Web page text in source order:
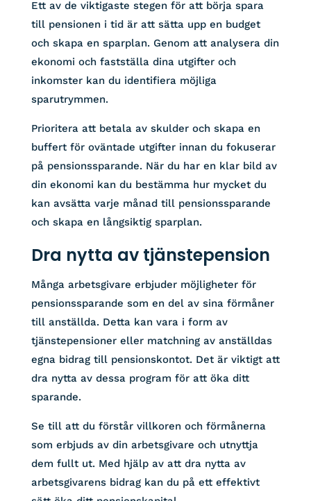
Ett av de viktigaste stegen för att börja spara
till pensionen i tid är att sätta upp en budget
och skapa en sparplan. Genom att analysera din
ekonomi och fastställa dina utgifter och
inkomster kan du identifiera möjliga
sparutrymmen.
Prioritera att betala av skulder och skapa en
buffert för oväntade utgifter innan du fokuserar
på pensionssparande. När du har en klar bild av
din ekonomi kan du bestämma hur mycket du
kan avsätta varje månad till pensionssparande
och skapa en långsiktig sparplan.
Dra nytta av tjänstepension
Många arbetsgivare erbjuder möjligheter för
pensionssparande som en del av sina förmåner
till anställda. Detta kan vara i form av
tjänstepensioner eller matchning av anställdas
egna bidrag till pensionskontot. Det är viktigt att
dra nytta av dessa program för att öka ditt
sparande.
Se till att du förstår villkoren och förmånerna
som erbjuds av din arbetsgivare och utnyttja
dem fullt ut. Med hjälp av att dra nytta av
arbetsgivarens bidrag kan du på ett effektivt